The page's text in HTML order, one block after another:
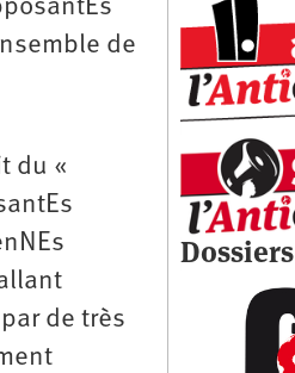
de
du «
de très
Dossiers